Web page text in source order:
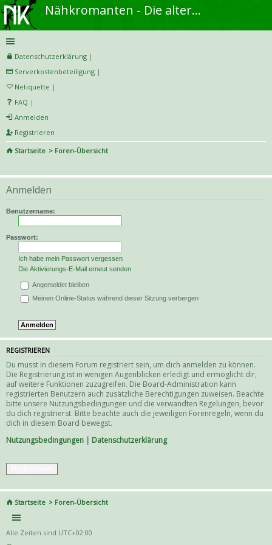
Nähkromanten - Die alternative Näh- und DIY-Community
Datenschutzerklärung |
Serverkostenbeteiligung |
Netiquette |
FAQ |
Anmelden
Registrieren
Startseite
Foren-Übersicht
uc
he
Anmelden
Benutzername:
Passwort:
Ich habe mein Passwort vergessen
Die Aktivierungs-E-Mail erneut senden
Angemeldet bleiben
Meinen Online-Status während dieser Sitzung verbergen
REGISTRIEREN
Du musst in diesem Forum registriert sein, um dich anmelden zu können.
Die Registrierung ist in wenigen Augenblicken erledigt und ermöglicht dir,
auf weitere Funktionen zuzugreifen. Die Board-Administration kann
registrierten Benutzern auch zusätzliche Berechtigungen zuweisen. Beachte
bitte unsere Nutzungsbedingungen und die verwandten Regelungen, bevor
du dich registrierst. Bitte beachte auch die jeweiligen Forenregeln, wenn du
dich in diesem Board bewegst.
Nutzungsbedingungen | Datenschutzerklärung
Startseite Foren-Übersicht
Alle Zeiten sind UTC+02:00